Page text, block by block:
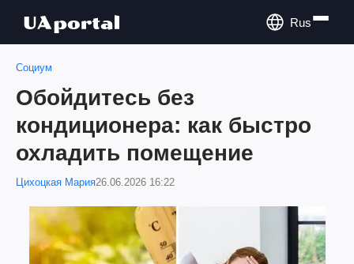
Rus
Социум
Обойдитесь без
кондиционера: как быстро
охладить помещение
Цихоцкая Мария26.06.2026 16:22